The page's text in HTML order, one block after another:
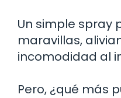
Un simple spray
maravillas,
incomodidad al
Pero, ¿qué más